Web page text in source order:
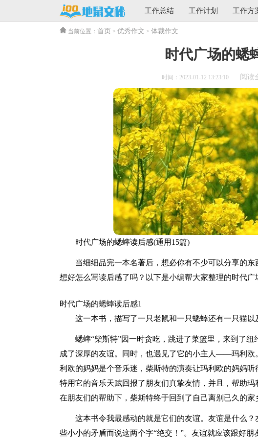
工作总结 工作计划 工作方
当前位置： 首页 > 优秀作文 > 体裁作文
时代广场的蟋
时间：2023-01-12 13:23:10 阅读
时代广场的蟋蟀读后感(通用15篇)
当细细品完一本名著后，想必你有不少可以分享的
想好怎么写读后感了吗？以下是小编帮大家整理的时代广
时代广场的蟋蟀读后感1
这一本书，描写了一只老鼠和一只蟋蟀还有一只猫以
蟋蟀“柴斯特”因一时贪吃，跳进了菜篮里，来到了
成了深厚的友谊。同时，也遇见了它的小主人——玛利欧
利欧的妈妈是个音乐迷，柴斯特的演奏让玛利欧的妈妈
特用它的音乐天赋回报了朋友们真挚友情，并且，帮助
在朋友们的帮助下，柴斯特终于回到了自己离别已久的家
这本书令我最感动的就是它们的友谊。友谊是什么
些小小的矛盾而说这两个字“绝交！”。友谊就应该跟好